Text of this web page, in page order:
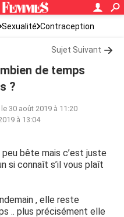
Sexualité Contraception
Sujet Suivant
de temps
?
30 août 2019 à 11:20
à 13:04
bête mais c’est juste
si connaît s’il vous plaît
, elle reste
.. plus précisément elle